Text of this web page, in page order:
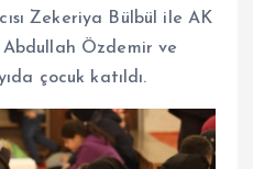
Zekeriya Bülbül ile AK
Özdemir ve
çocuk katıldı.